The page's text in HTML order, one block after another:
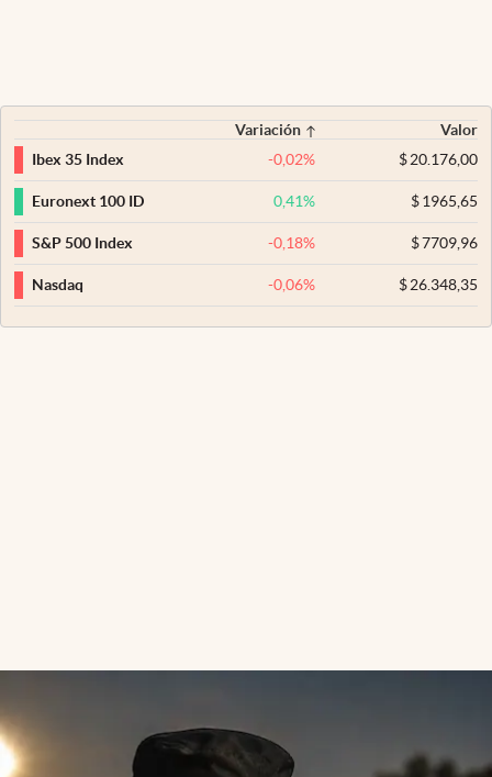
Variación
Valor
Ibex 35 Index
-0,02% $20.176,00
Euronext 100 ID 0,41% $1965,65
S&P 500 Index -0,18% $7709,96
Nasdaq -0,06% $26.348,35